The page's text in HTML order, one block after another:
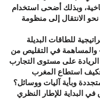
وبذلك أضحى استخدام
الانتقال إلى منظومة
للطاقات البديلة
والمساهمة في التقليص من
الريادة على مستوى التجارب
فكيف استطاع المغرب
وبأية آليات ووسائل؟
البداية للإطار النظري